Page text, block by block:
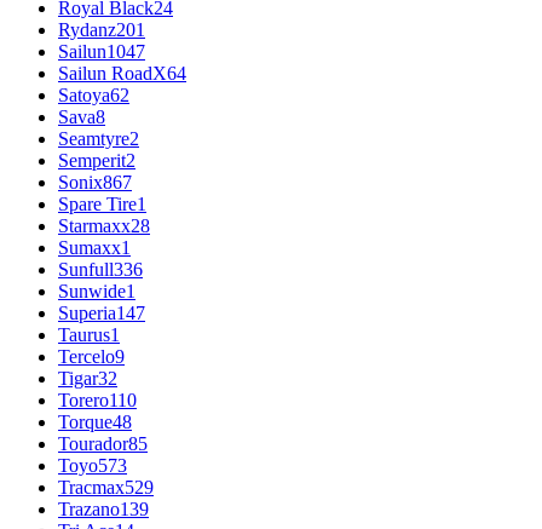
Royal Black24
Rydanz201
Sailun1047
Sailun RoadX64
Satoya62
Sava8
Seamtyre2
Semperit2
Sonix867
Spare Tire1
Starmaxx28
Sumaxx1
Sunfull336
Sunwide1
Superia147
Taurus1
Tercelo9
Tigar32
Torero110
Torque48
Tourador85
Toyo573
Tracmax529
Trazano139